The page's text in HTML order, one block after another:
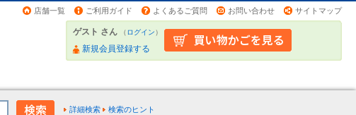
店舗一覧 ご利用ガイド よくあるご質問 お問い合わせ サイトマップ
ゲスト さん （ログイン）
新規会員登録する
詳細検索 検索のヒント